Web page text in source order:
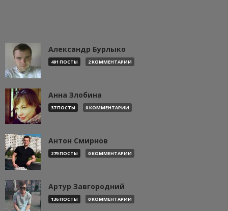
Александр Бурлыко
491 ПОСТЫ 2 КОММЕНТАРИИ
Анна Злобина
37 ПОСТЫ 0 КОММЕНТАРИИ
Антон Смирнов
279 ПОСТЫ 0 КОММЕНТАРИИ
Артур Завгородний
136 ПОСТЫ 0 КОММЕНТАРИИ